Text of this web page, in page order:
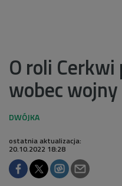
O roli
wobec
ostatnia aktualizacja:
20.10.2022 18:28